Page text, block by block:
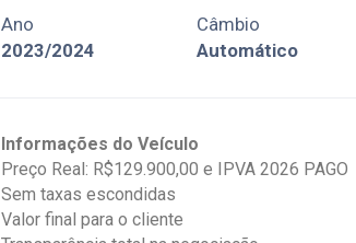
Ano
2023/2024
Câmbio
Automático
Informações do Veículo
Preço Real: R$129.900,00 e IPVA 2026 PAGO
Sem taxas escondidas
Valor final para o cliente